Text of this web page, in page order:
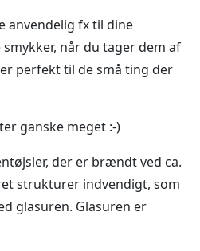
anvendelig fx til dine
når du tager dem af
perfekt til de små ting der
ganske meget :-)
der er brændt ved ca.
strukturer indvendigt, som
glasuren. Glasuren er